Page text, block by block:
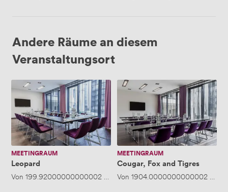
Andere Räume an diesem
Veranstaltungsort
Leopard
MEETINGRAUM
Leopard
Von 199.92000000000002 /Stunde ·Bis zu 40 Personen
Cougar,
Tigres
MEETINGRAUM
Cougar, Fox and Tigres
Von 1904.0000000000002 /Tag